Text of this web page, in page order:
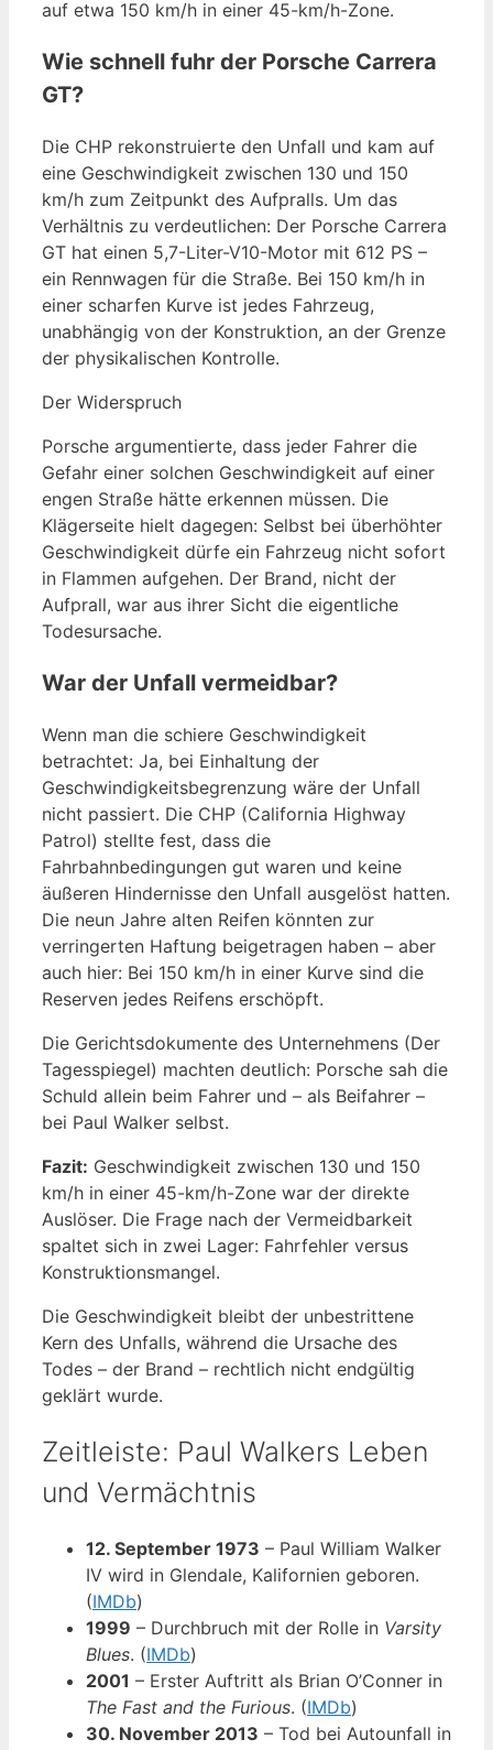
auf etwa 150 km/h in einer 45-km/h-Zone.
Wie schnell fuhr der Porsche Carrera
GT?
Die CHP rekonstruierte den Unfall und kam auf
eine Geschwindigkeit zwischen 130 und 150
km/h zum Zeitpunkt des Aufpralls. Um das
Verhältnis zu verdeutlichen: Der Porsche Carrera
GT hat einen 5,7-Liter-V10-Motor mit 612 PS –
ein Rennwagen für die Straße. Bei 150 km/h in
einer scharfen Kurve ist jedes Fahrzeug,
unabhängig von der Konstruktion, an der Grenze
der physikalischen Kontrolle.
Der Widerspruch
Porsche argumentierte, dass jeder Fahrer die
Gefahr einer solchen Geschwindigkeit auf einer
engen Straße hätte erkennen müssen. Die
Klägerseite hielt dagegen: Selbst bei überhöhter
Geschwindigkeit dürfe ein Fahrzeug nicht sofort
in Flammen aufgehen. Der Brand, nicht der
Aufprall, war aus ihrer Sicht die eigentliche
Todesursache.
War der Unfall vermeidbar?
Wenn man die schiere Geschwindigkeit
betrachtet: Ja, bei Einhaltung der
Geschwindigkeitsbegrenzung wäre der Unfall
nicht passiert. Die CHP (California Highway
Patrol) stellte fest, dass die
Fahrbahnbedingungen gut waren und keine
äußeren Hindernisse den Unfall ausgelöst hatten.
Die neun Jahre alten Reifen könnten zur
verringerten Haftung beigetragen haben – aber
auch hier: Bei 150 km/h in einer Kurve sind die
Reserven jedes Reifens erschöpft.
Die Gerichtsdokumente des Unternehmens (Der
Tagesspiegel) machten deutlich: Porsche sah die
Schuld allein beim Fahrer und – als Beifahrer –
bei Paul Walker selbst.
Fazit: Geschwindigkeit zwischen 130 und 150
km/h in einer 45-km/h-Zone war der direkte
Auslöser. Die Frage nach der Vermeidbarkeit
spaltet sich in zwei Lager: Fahrfehler versus
Konstruktionsmangel.
Die Geschwindigkeit bleibt der unbestrittene
Kern des Unfalls, während die Ursache des
Todes – der Brand – rechtlich nicht endgültig
geklärt wurde.
Zeitleiste: Paul Walkers Leben
und Vermächtnis
12. September 1973 – Paul William Walker
IV wird in Glendale, Kalifornien geboren.
(IMDb)
1999 – Durchbruch mit der Rolle in Varsity
Blues. (IMDb)
2001 – Erster Auftritt als Brian O’Conner in
The Fast and the Furious. (IMDb)
30. November 2013 – Tod bei Autounfall in